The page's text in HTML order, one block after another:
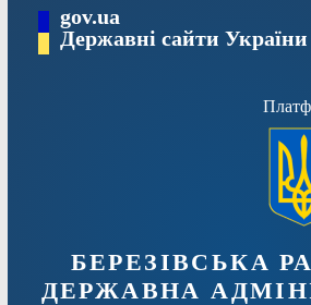
Перейтиgov.ua
Державні сайти України
БЕРЕЗІВСЬКА
ДЕРЖАВНА